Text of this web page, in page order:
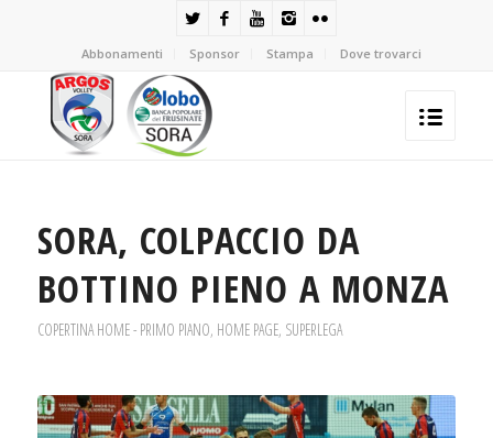
Abbonamenti Sponsor Stampa Dove trovarci
SORA, COLPACCIO DA
BOTTINO PIENO A MONZA
COPERTINA HOME - PRIMO PIANO, HOME PAGE, SUPERLEGA